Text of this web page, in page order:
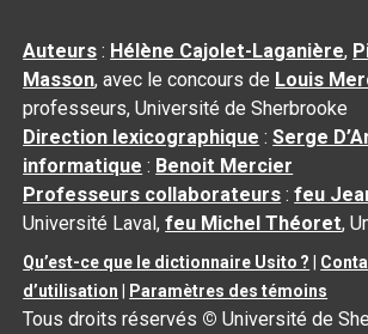
Auteurs : Hélène Cajolet-Laganière,
Masson, avec le concours de Louis
professeurs, Université de Sherbrooke
Direction lexicographique :Serge
informatique : Benoit Mercier
Professeurs collaborateurs :feu
Université Laval,feu Michel Théoret,
Qu’est-ce que le dictionnaire Usito ?
d’utilisation
Paramètres des témoins
Tous droits réservés © Université de